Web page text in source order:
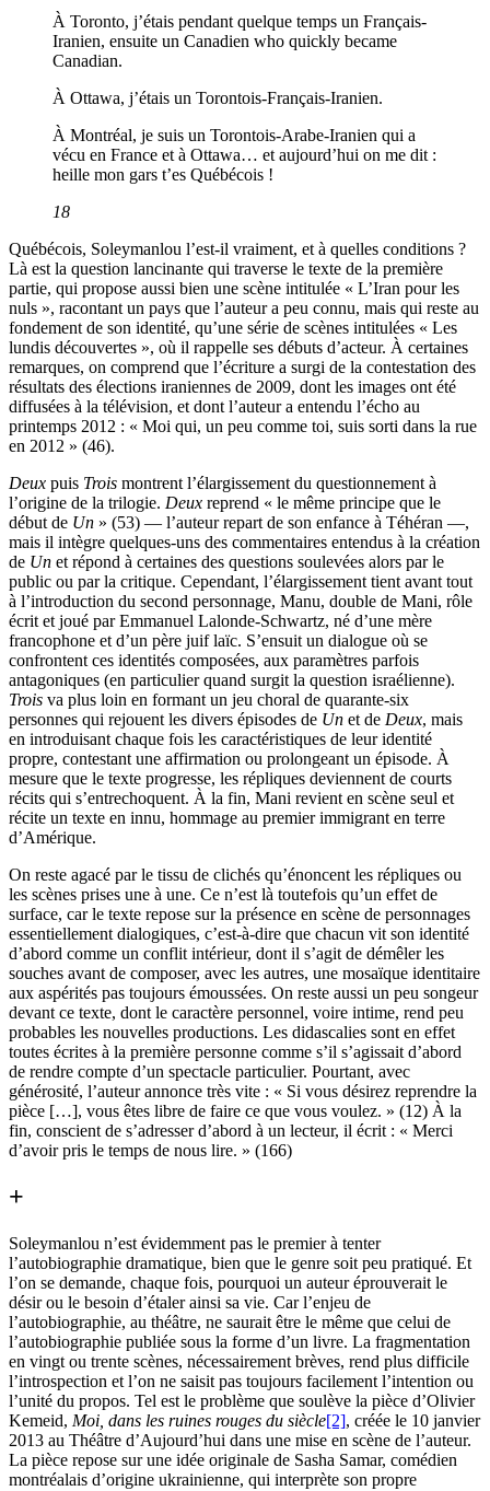
À Toronto, j’étais pendant quelque temps un Français-
Iranien, ensuite un Canadien who quickly became
Canadian.
À Ottawa, j’étais un Torontois-Français-Iranien.
À Montréal, je suis un Torontois-Arabe-Iranien qui a
vécu en France et à Ottawa… et aujourd’hui on me dit :
heille mon gars t’es Québécois !
18
Québécois, Soleymanlou l’est-il vraiment, et à quelles conditions ?
Là est la question lancinante qui traverse le texte de la première
partie, qui propose aussi bien une scène intitulée « L’Iran pour les
nuls », racontant un pays que l’auteur a peu connu, mais qui reste au
fondement de son identité, qu’une série de scènes intitulées « Les
lundis découvertes », où il rappelle ses débuts d’acteur. À certaines
remarques, on comprend que l’écriture a surgi de la contestation des
résultats des élections iraniennes de 2009, dont les images ont été
diffusées à la télévision, et dont l’auteur a entendu l’écho au
printemps 2012 : « Moi qui, un peu comme toi, suis sorti dans la rue
en 2012 » (46).
Deux puis Trois montrent l’élargissement du questionnement à
l’origine de la trilogie. Deux reprend « le même principe que le
début de Un » (53) — l’auteur repart de son enfance à Téhéran —,
mais il intègre quelques-uns des commentaires entendus à la création
de Un et répond à certaines des questions soulevées alors par le
public ou par la critique. Cependant, l’élargissement tient avant tout
à l’introduction du second personnage, Manu, double de Mani, rôle
écrit et joué par Emmanuel Lalonde-Schwartz, né d’une mère
francophone et d’un père juif laïc. S’ensuit un dialogue où se
confrontent ces identités composées, aux paramètres parfois
antagoniques (en particulier quand surgit la question israélienne).
Trois va plus loin en formant un jeu choral de quarante-six
personnes qui rejouent les divers épisodes de Un et de Deux, mais
en introduisant chaque fois les caractéristiques de leur identité
propre, contestant une affirmation ou prolongeant un épisode. À
mesure que le texte progresse, les répliques deviennent de courts
récits qui s’entrechoquent. À la fin, Mani revient en scène seul et
récite un texte en innu, hommage au premier immigrant en terre
d’Amérique.
On reste agacé par le tissu de clichés qu’énoncent les répliques ou
les scènes prises une à une. Ce n’est là toutefois qu’un effet de
surface, car le texte repose sur la présence en scène de personnages
essentiellement dialogiques, c’est-à-dire que chacun vit son identité
d’abord comme un conflit intérieur, dont il s’agit de démêler les
souches avant de composer, avec les autres, une mosaïque identitaire
aux aspérités pas toujours émoussées. On reste aussi un peu songeur
devant ce texte, dont le caractère personnel, voire intime, rend peu
probables les nouvelles productions. Les didascalies sont en effet
toutes écrites à la première personne comme s’il s’agissait d’abord
de rendre compte d’un spectacle particulier. Pourtant, avec
générosité, l’auteur annonce très vite : « Si vous désirez reprendre la
pièce […], vous êtes libre de faire ce que vous voulez. » (12) À la
fin, conscient de s’adresser d’abord à un lecteur, il écrit : « Merci
d’avoir pris le temps de nous lire. » (166)
+
Soleymanlou n’est évidemment pas le premier à tenter
l’autobiographie dramatique, bien que le genre soit peu pratiqué. Et
l’on se demande, chaque fois, pourquoi un auteur éprouverait le
désir ou le besoin d’étaler ainsi sa vie. Car l’enjeu de
l’autobiographie, au théâtre, ne saurait être le même que celui de
l’autobiographie publiée sous la forme d’un livre. La fragmentation
en vingt ou trente scènes, nécessairement brèves, rend plus difficile
l’introspection et l’on ne saisit pas toujours facilement l’intention ou
l’unité du propos. Tel est le problème que soulève la pièce d’Olivier
Kemeid, Moi, dans les ruines rouges du siècle[2], créée le 10 janvier
2013 au Théâtre d’Aujourd’hui dans une mise en scène de l’auteur.
La pièce repose sur une idée originale de Sasha Samar, comédien
montréalais d’origine ukrainienne, qui interprète son propre